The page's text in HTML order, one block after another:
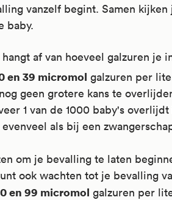
vanzelf begint. Samen
baby.
hangt af van hoeveel galzuren je
en 39 micromol galzuren per
geen grotere kans te
1 van de 1000 baby's
als bij een
om je bevalling te laten
ook wachten tot je bevalling
en 99 micromol galzuren per